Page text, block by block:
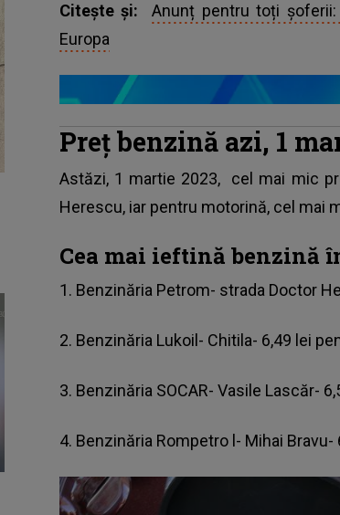
Citește și:Anunț pentru toți
Europa
Preț benzină azi, 1
Astăzi, 1 martie 2023, cel mai mic
Herescu, iar pentru motorină, cel mai
Cea mai ieftină benzină
1. Benzinăria Petrom- strada Doctor
2. Benzinăria Lukoil- Chitila- 6,49 lei
3. Benzinăria SOCAR- Vasile Lascăr-
4. Benzinăria Rompetro l- Mihai